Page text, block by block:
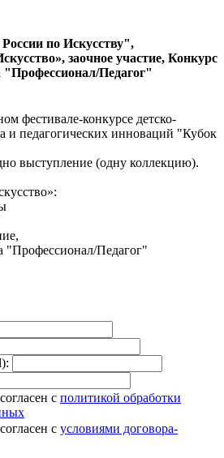
по Искусству",
заочное участие, Конкурс
Педагог"
фестивале-конкурсе детско-
и педагогических инноваций "Кубок
выступление (одну коллекцию).
"Профессионал/Педагог"
с политикой обработки
с условиями договора-